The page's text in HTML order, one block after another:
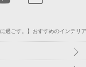
に過ごす。】おすすめのインテリ